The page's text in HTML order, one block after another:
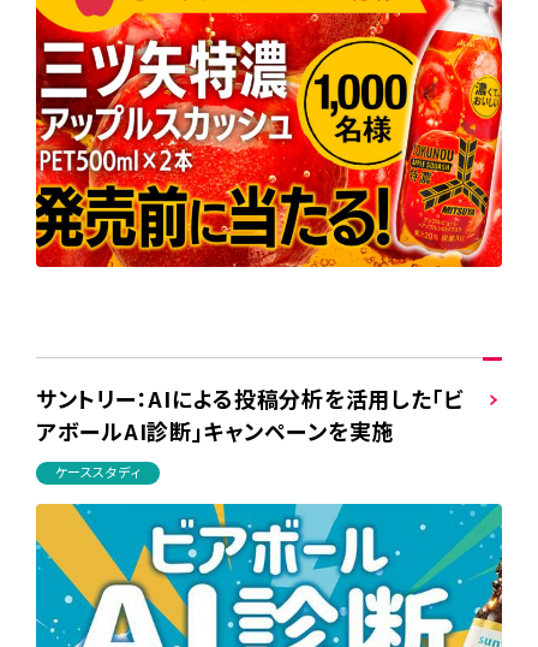
サントリー：AIによる投稿分析を活用した「ビ
アボールAI診断」キャンペーンを実施
ケーススタディ